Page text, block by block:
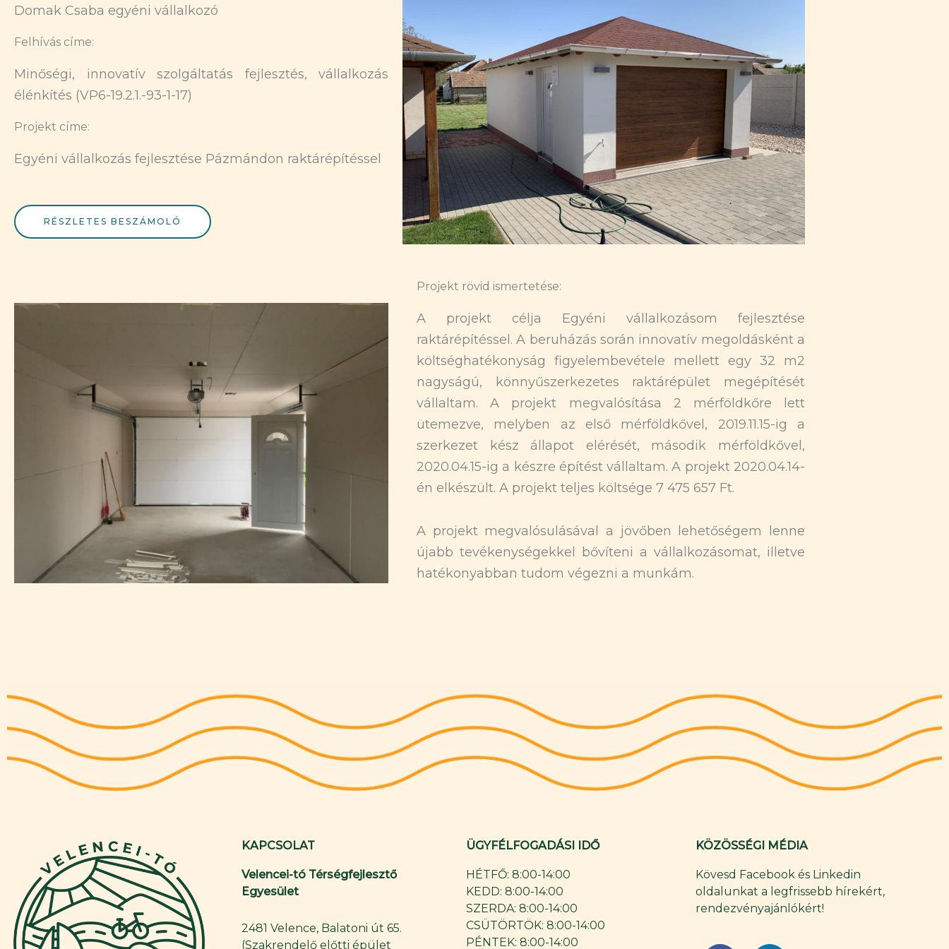
Domak Csaba egyéni vállalkozó
Felhívás címe:
Minőségi, innovatív szolgáltatás fejlesztés, vállalkozás
élénkítés (VP6-19.2.1.-93-1-17)
Projekt címe:
Egyéni vállalkozás fejlesztése Pázmándon raktárépítéssel
RÉSZLETES BESZÁMOLÓ
Projekt rövid ismertetése:
A projekt célja Egyéni vállalkozásom fejlesztése
raktárépítéssel. A beruházás során innovatív megoldásként a
költséghatékonyság figyelembevétele mellett egy 32 m2
nagyságú, könnyűszerkezetes raktárépület megépítését
vállaltam. A projekt megvalósítása 2 mérföldkőre lett
ütemezve, melyben az első mérföldkővel, 2019.11.15-ig a
szerkezet kész állapot elérését, második mérföldkővel,
2020.04.15-ig a készre építést vállaltam. A projekt 2020.04.14-
én elkészült. A projekt teljes költsége 7 475 657 Ft.
A projekt megvalósulásával a jövőben lehetőségem lenne
újabb tevékenységekkel bővíteni a vállalkozásomat, illetve
hatékonyabban tudom végezni a munkám.
KAPCSOLAT
Velencei-tó Térségfejlesztő
Egyesület
2481 Velence, Balatoni út 65.
(Szakrendelő előtti épület
ÜGYFÉLFOGADÁSI IDŐ
HÉTFŐ: 8:00-14:00
KEDD: 8:00-14:00
SZERDA: 8:00-14:00
CSÜTÖRTÖK: 8:00-14:00
PÉNTEK: 8:00-14:00
KÖZÖSSÉGI MÉDIA
Kövesd Facebook és Linkedin
oldalunkat a legfrissebb hírekért,
rendezvényajánlókért!